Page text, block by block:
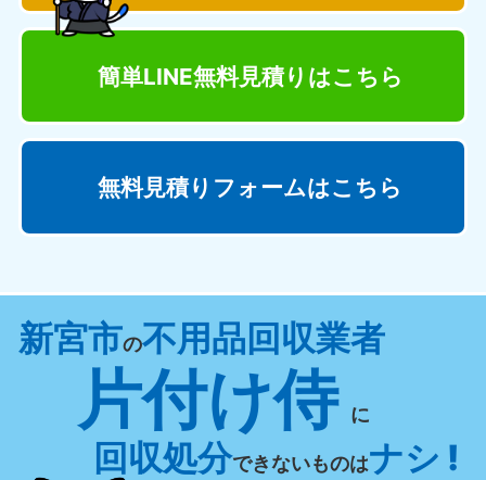
簡単LINE無料見積り はこちら
無料見積りフォームはこちら
新宮市の不用品回収業者
片付け侍 に
回収処分できないものはナシ !